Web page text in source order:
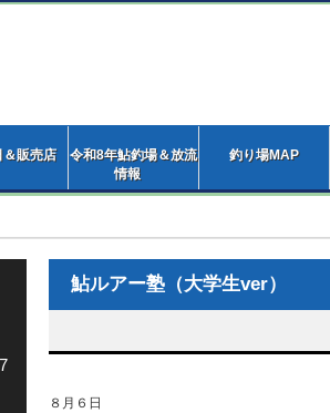
販売店
令和8年鮎釣場＆放流
情報
釣り場MAP
鮎ルアー塾（大学生ver）
８月６日